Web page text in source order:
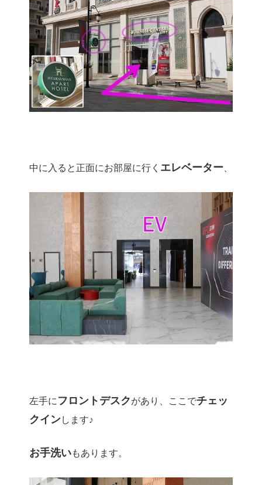
中に入ると正面にお部屋に行く エレベーター
左手に フロントデスクがあり、ここでチェッ
クインします♪
お手洗いもあります。